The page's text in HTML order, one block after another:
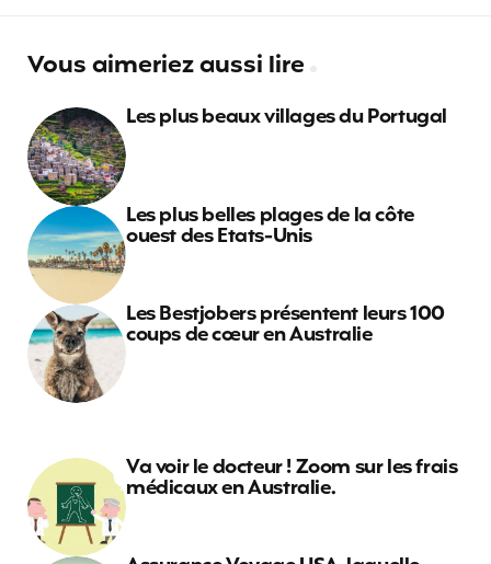
Vous aimeriez aussi lire
Les plus beaux villages du Portugal
Les plus belles plages de la côte
ouest des Etats-Unis
Les Bestjobers présentent leurs 100
coups de cœur en Australie
Va voir le docteur ! Zoom sur les frais
médicaux en Australie.